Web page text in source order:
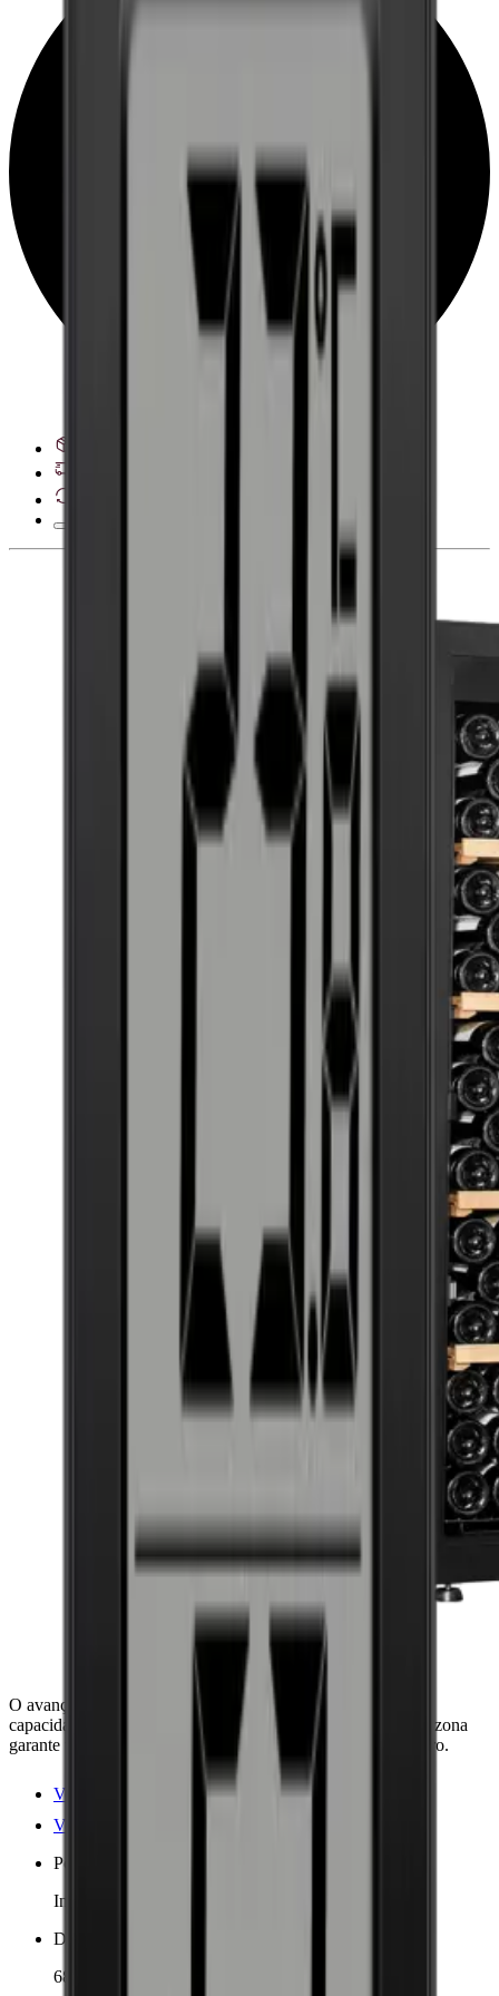
O avançado Refrigerador de Vinho Artevino Oxygen com
capacidade para 177 garrafas e controle de temperatura multizona
garante um envelhecimento ideal. Silencioso, eficiente, seguro.
Ver detalhes do produto
Ver especificações
Posicionamento
Independente
Dimensões (LxAxP cm)
68 x 148 x 70 cm